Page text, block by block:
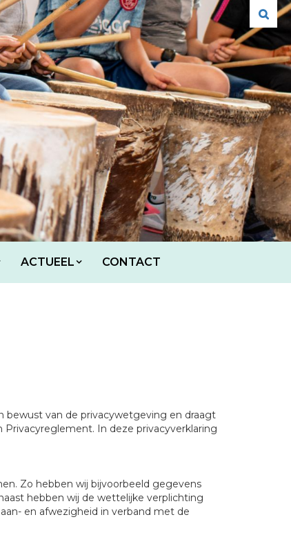
ACTUEEL CONTACT
bewust van de privacywetgeving en draagt
In deze privacyverklaring
Zo hebben wij bijvoorbeeld gegevens
hebben wij de wettelijke verplichting
en afwezigheid in verband met de